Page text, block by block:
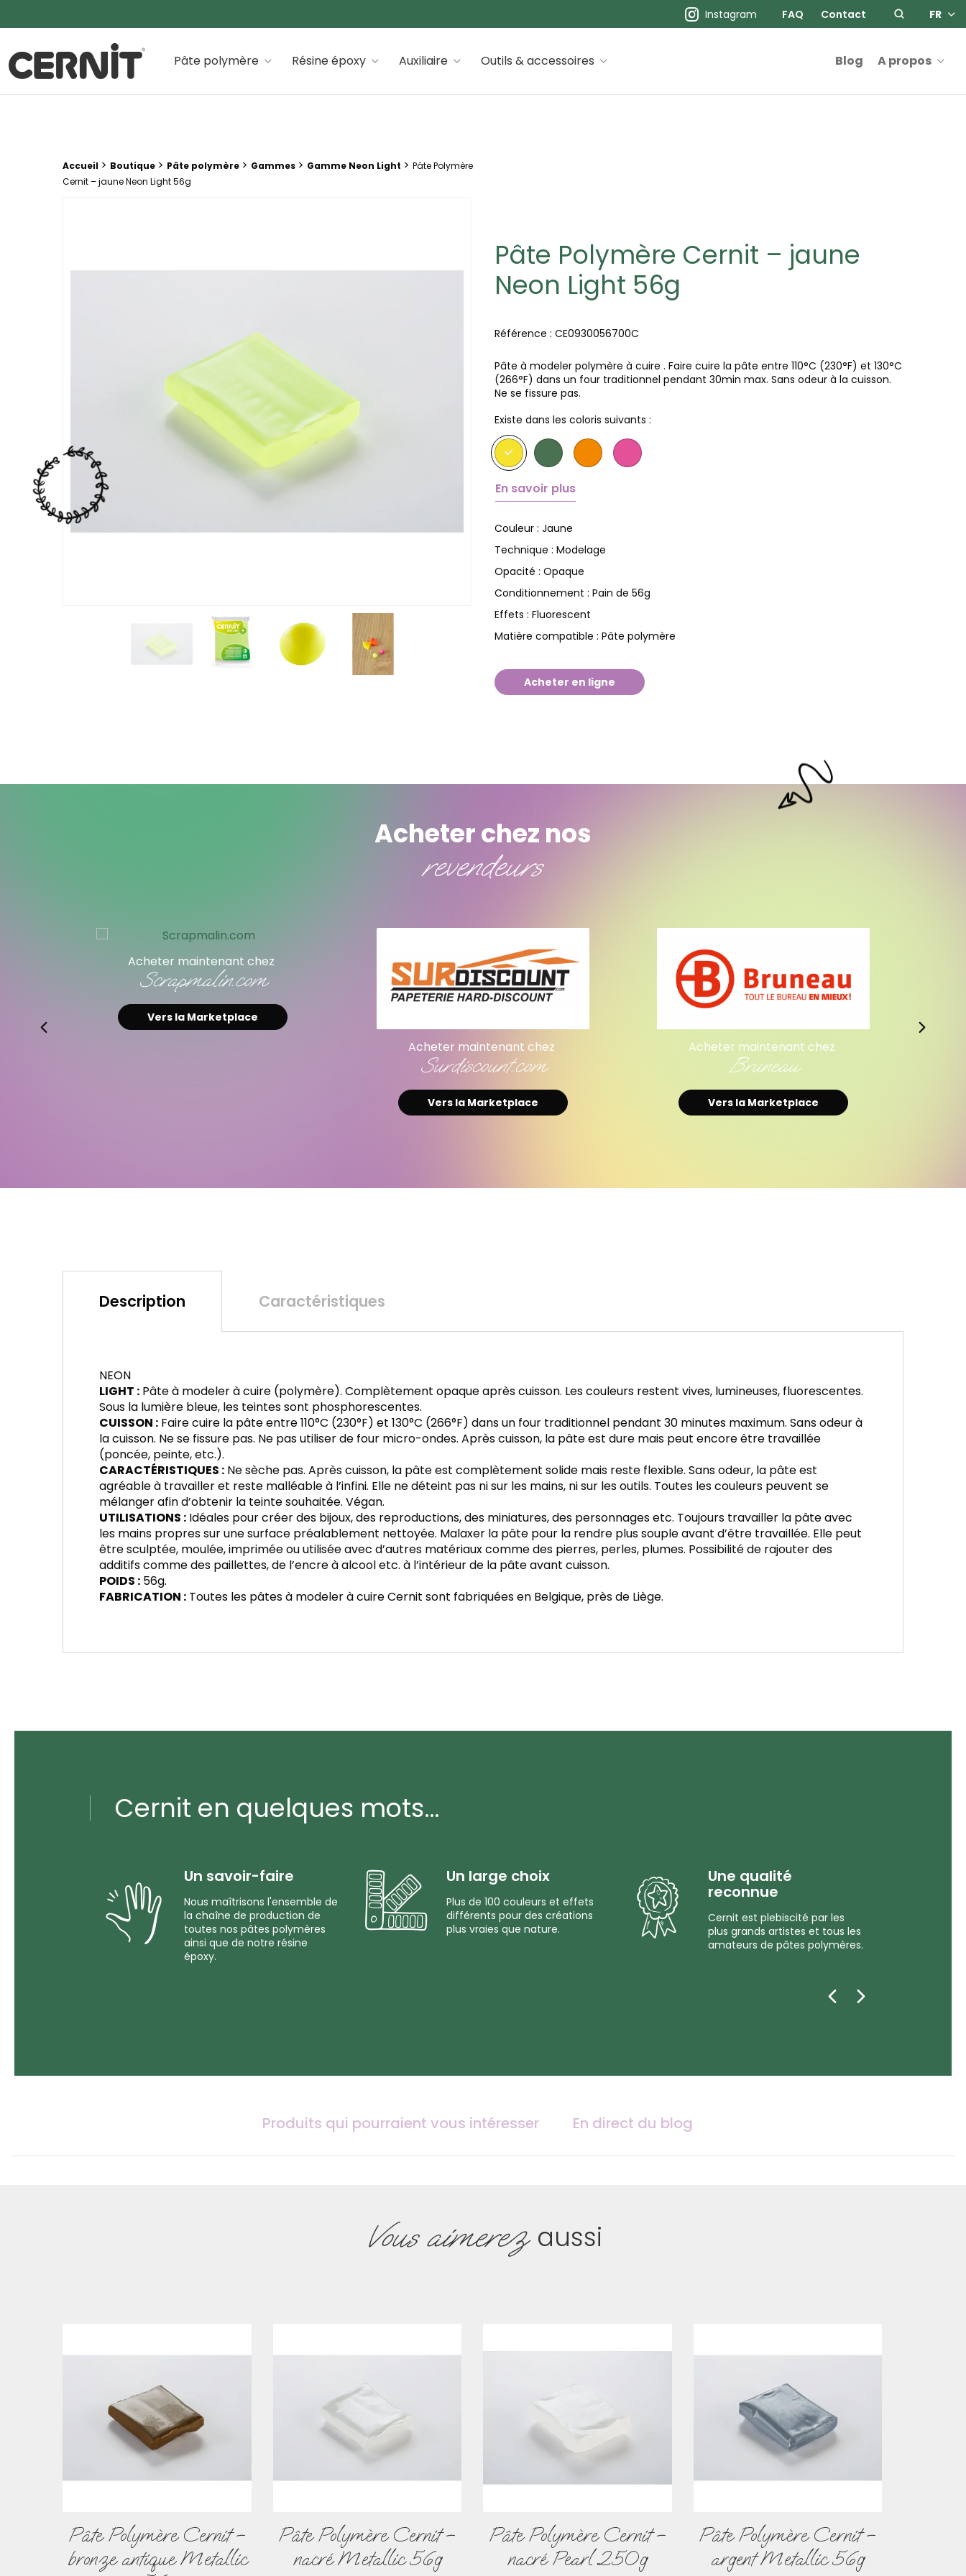
Instagram FAQ Contact FR
Cernit Une qualité haut de gamme pour des créations premiums
Pâte polymère Résine époxy Auxiliaire Outils & accessoires Blog A propos
Fil d'Ariane :
Accueil > Boutique > Pâte polymère > Gammes > Gamme Neon Light > Pâte Polymère
Cernit – jaune Neon Light 56g
Pâte Polymère Cernit – jaune
Neon Light 56g
Référence : CE0930056700C
Pâte à modeler polymère à cuire . Faire cuire la pâte entre 110°C (230°F) et 130°C
(266°F) dans un four traditionnel pendant 30min max. Sans odeur à la cuisson.
Ne se fissure pas.
Existe dans les coloris suivants :
En savoir plus
Couleur : Jaune
Technique : Modelage
Opacité : Opaque
Conditionnement : Pain de 56g
Effets : Fluorescent
Matière compatible : Pâte polymère
Acheter en ligne
Acheter chez nos
revendeurs
Acheter maintenant chez
Bruneau
Vers la Marketplace
Acheter maintenant chez
Le Géant des Beaux-Arts
Vers la Marketplace
Description Caractéristiques
NEON
LIGHT : Pâte à modeler à cuire (polymère). Complètement opaque après cuisson. Les couleurs restent vives, lumineuses, fluorescentes.
Sous la lumière bleue, les teintes sont phosphorescentes.
CUISSON : Faire cuire la pâte entre 110°C (230°F) et 130°C (266°F) dans un four traditionnel pendant 30 minutes maximum. Sans odeur à
la cuisson. Ne se fissure pas. Ne pas utiliser de four micro-ondes. Après cuisson, la pâte est dure mais peut encore être travaillée
(poncée, peinte, etc.).
CARACTÉRISTIQUES : Ne sèche pas. Après cuisson, la pâte est complètement solide mais reste flexible. Sans odeur, la pâte est
agréable à travailler et reste malléable à l’infini. Elle ne déteint pas ni sur les mains, ni sur les outils. Toutes les couleurs peuvent se
mélanger afin d’obtenir la teinte souhaitée. Végan.
UTILISATIONS : Idéales pour créer des bijoux, des reproductions, des miniatures, des personnages etc. Toujours travailler la pâte avec
les mains propres sur une surface préalablement nettoyée. Malaxer la pâte pour la rendre plus souple avant d’être travaillée. Elle peut
être sculptée, moulée, imprimée ou utilisée avec d’autres matériaux comme des pierres, perles, plumes. Possibilité de rajouter des
additifs comme des paillettes, de l’encre à alcool etc. à l’intérieur de la pâte avant cuisson.
POIDS : 56g.
FABRICATION : Toutes les pâtes à modeler à cuire Cernit sont fabriquées en Belgique, près de Liège.
Cernit en quelques mots…
Un savoir-faire
Nous maîtrisons l'ensemble de
la chaîne de production de
toutes nos pâtes polymères
ainsi que de notre résine
époxy.
Un large choix
Plus de 100 couleurs et effets
différents pour des créations
plus vraies que nature.
Une qualité
reconnue
Cernit est plebiscité par les
plus grands artistes et tous les
amateurs de pâtes polymères.
Produits qui pourraient vous intéresser En direct du blog
Vous aimerezaussi
Pâte Polymère Cernit –
bronze antique Metallic
Pâte Polymère Cernit –
nacré Metallic 56g
Pâte Polymère Cernit –
nacré Pearl 250g
Pâte Polymère Cernit –
argent Metallic 56g